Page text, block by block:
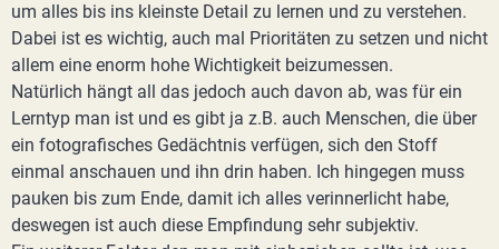
um alles bis ins kleinste Detail zu lernen und zu verstehen.
Dabei ist es wichtig, auch mal Prioritäten zu setzen und nicht
allem eine enorm hohe Wichtigkeit beizumessen.
Natürlich hängt all das jedoch auch davon ab, was für ein
Lerntyp man ist und es gibt ja z.B. auch Menschen, die über
ein fotografisches Gedächtnis verfügen, sich den Stoff
einmal anschauen und ihn drin haben. Ich hingegen muss
pauken bis zum Ende, damit ich alles verinnerlicht habe,
deswegen ist auch diese Empfindung sehr subjektiv.